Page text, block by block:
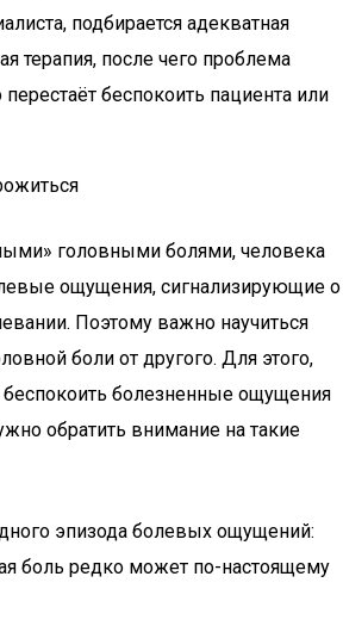
подбирается адекватная
терапия, после чего проблема
беспокоить пациента или
головными болями, человека
ощущения, сигнализирующие о
Поэтому важно научиться
боли от другого. Для этого,
беспокоить болезненные ощущения
обратить внимание на такие
эпизода болевых ощущений:
боль редко может по-настоящему